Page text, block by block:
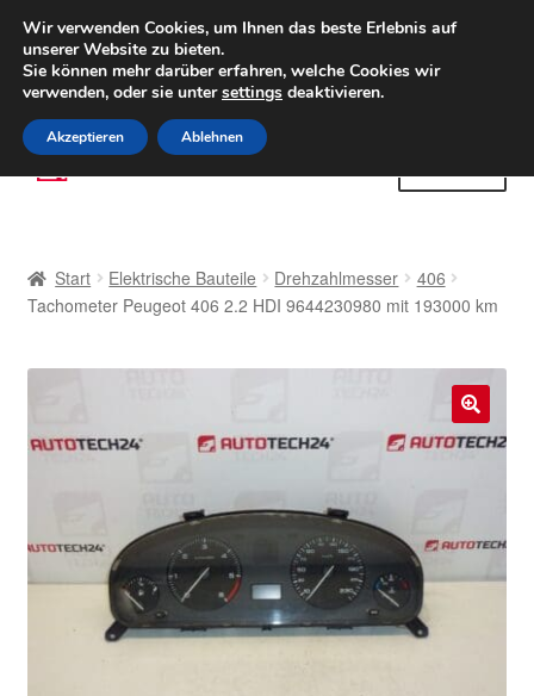
LIEFERUNG ab 6 EUR
Weltweiter Versand
(800) 500 564Mo-Fr 9-16 Uhr
Zur
Navigation
Zum
Inhalt
AGB
Impressum
Start Elektrische Bauteile Drehzahlmesser
406
Tachometer Peugeot 406 2.2 HDI 9644230980 mit 193000 km
🔍
Wir verwenden Cookies, um Ihnen das beste Erlebnis auf
unserer Website zu bieten.
Sie können mehr darüber erfahren, welche Cookies wir
verwenden, oder sie untersettings deaktivieren.
Akzeptieren Ablehnen